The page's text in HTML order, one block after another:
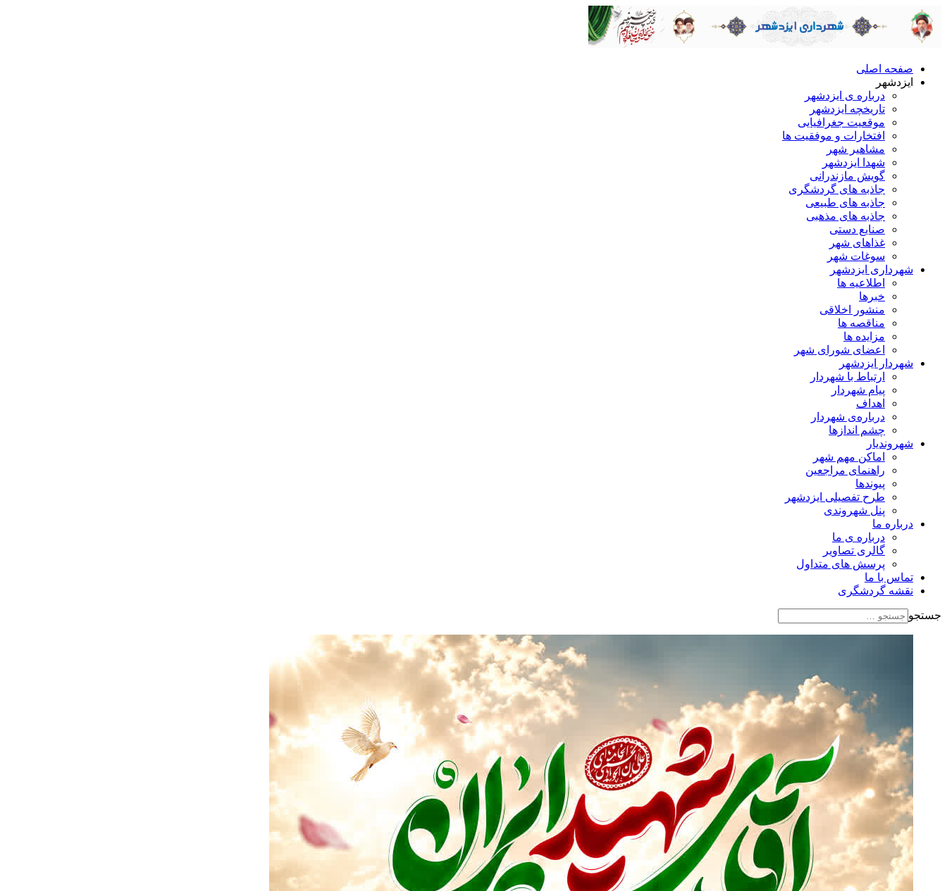
صفحه اصلی
ایزدشهر
درباره ی ایزدشهر
تاریخچه ایزدشهر
موقعیت جغرافیایی
افتخارات و موفقیت ها
مشاهیر شهر
شهدا ایزدشهر
گویش مازندرانی
جاذبه های گردشگری
جاذبه های طبیعی
جاذبه های مذهبی
صنایع دستی
غذاهای شهر
سوغات شهر
شهرداری ایزدشهر
اطلاعیه ها
خبرها
منشور اخلاقی
مناقصه ها
مزایده ها
اعضای شورای شهر
شهردار ایزدشهر
ارتباط با شهردار
پیام شهردار
اهداف
درباره‌ی شهردار
چشم اندازها
شهروندیار
اماکن مهم شهر
راهنمای مراجعین
پیوند‌ها
طرح تفصیلی ایزدشهر
پنل شهروندی
درباره ما
درباره ی ما
گالری تصاویر
پرسش های متداول
تماس با ما
نقشه گردشگری
جستجو